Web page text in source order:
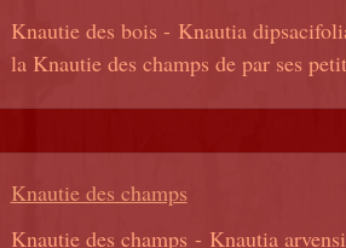
Knautie des bois - Knautia
la Knautie des champs de par ses
Knautie des champs
Knautie des champs - Knautia